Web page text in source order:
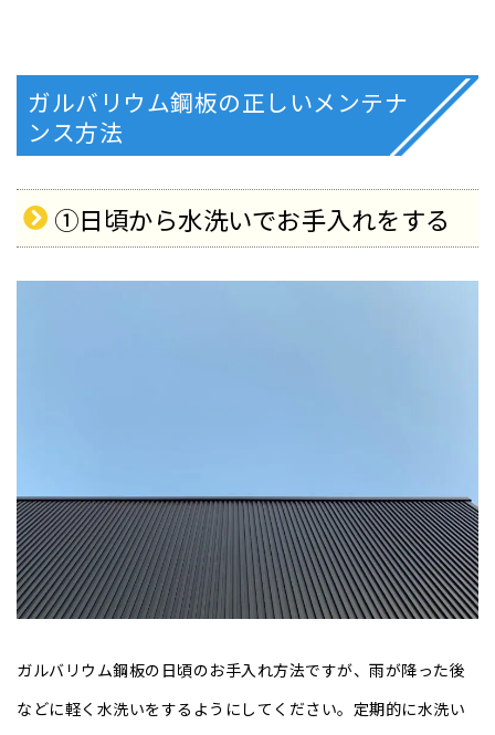
ガルバリウム鋼板の正しいメンテナ
ンス方法
①日頃から水洗いでお手入れをする
ガルバリウム鋼板の日頃のお手入れ方法ですが、雨が降った後
などに軽く水洗いをするようにしてください。定期的に水洗い